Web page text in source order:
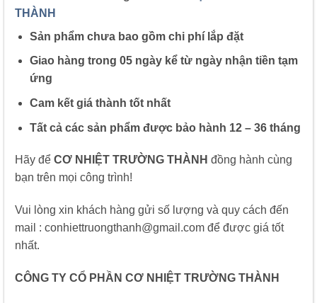
THÀNH
Sản phẩm chưa bao gồm chi phí lắp đặt
Giao hàng trong 05 ngày kể từ ngày nhận tiền tạm
ứng
Cam kết giá thành tốt nhất
Tất cả các sản phẩm được bảo hành 12 – 36 tháng
Hãy để CƠ NHIỆT TRƯỜNG THÀNH đồng hành cùng
bạn trên mọi công trình!
Vui lòng xin khách hàng gửi số lượng và quy cách đến
mail : conhiettruongthanh@gmail.com để được giá tốt
nhất.
CÔNG TY CỔ PHẦN CƠ NHIỆT TRƯỜNG THÀNH